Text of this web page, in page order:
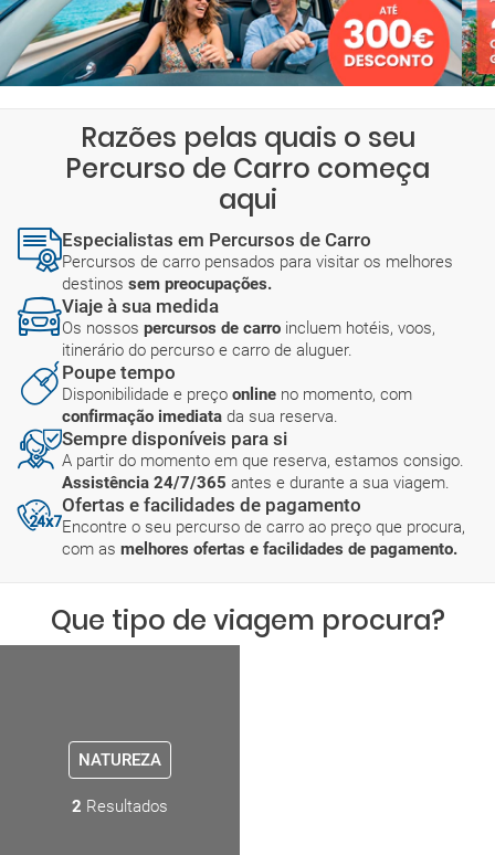
Razões pelas quais o seu
Percurso de Carro começa
aqui
Especialistas em Percursos de Carro
Percursos de carro pensados para visitar os melhores
destinos sem preocupações.
Viaje à sua medida
Os nossos percursos de carro incluem hotéis, voos,
itinerário do percurso e carro de aluguer.
Poupe tempo
Disponibilidade e preço online no momento, com
confirmação imediata da sua reserva.
Sempre disponíveis para si
A partir do momento em que reserva, estamos consigo.
Assistência 24/7/365 antes e durante a sua viagem.
Ofertas e facilidades de pagamento
Encontre o seu percurso de carro ao preço que procura,
com as melhores ofertas e facilidades de pagamento.
Que tipo de viagem procura?
NATUREZA
2 Resultados